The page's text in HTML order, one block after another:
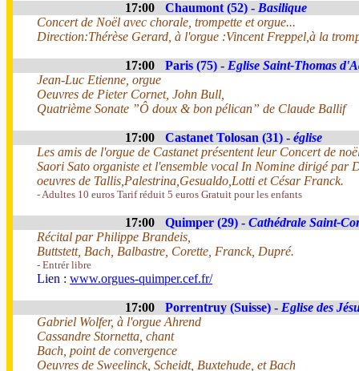
17:00 Chaumont (52) - Basilique
Concert de Noël avec chorale, trompette et orgue...
Direction:Thérèse Gerard, à l'orgue :Vincent Freppel,à la
17:00 Paris (75) - Eglise Saint-Thomas
Jean-Luc Etienne, orgue
Oeuvres de Pieter Cornet, John Bull,
Quatrième Sonate ”Ô doux & bon pélican” de Claude Ballif
17:00 Castanet Tolosan (31) - église
Les amis de l'orgue de Castanet présentent leur Concert de
Saori Sato organiste et l'ensemble vocal In Nomine dirigé par
oeuvres de Tallis,Palestrina,Gesualdo,Lotti et César Franck.
- Adultes 10 euros Tarif réduit 5 euros Gratuit pour les enfants
17:00 Quimper (29) - Cathédrale Saint-
Récital par Philippe Brandeis,
Buttstett, Bach, Balbastre, Corette, Franck, Dupré.
- Entrér libre
Lien : www.orgues-quimper.cef.fr/
17:00 Porrentruy (Suisse) - Eglise des
Gabriel Wolfer, à l'orgue Ahrend
Cassandre Stornetta, chant
Bach, point de convergence
Oeuvres de Sweelinck, Scheidt, Buxtehude, et Bach